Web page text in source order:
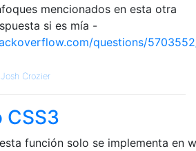
mencionados en esta otra
si es mía -
questions/
Josh Crozier
CSS3
función solo se implementa en